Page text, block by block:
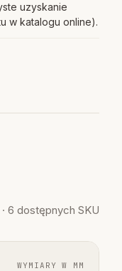
uzyskanie
w katalogu online).
6 dostępnych SKU
WYMIARY W MM